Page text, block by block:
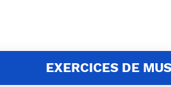
EXERCICES DE